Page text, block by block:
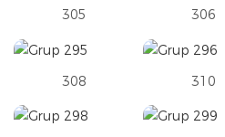
305 306
308 310